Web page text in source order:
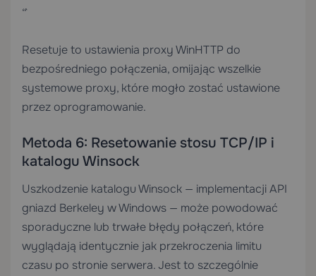
“`
Resetuje to ustawienia proxy WinHTTP do
bezpośredniego połączenia, omijając wszelkie
systemowe proxy, które mogło zostać ustawione
przez oprogramowanie.
Metoda 6: Resetowanie stosu TCP/IP i
katalogu Winsock
Uszkodzenie katalogu Winsock — implementacji API
gniazd Berkeley w Windows — może powodować
sporadyczne lub trwałe błędy połączeń, które
wyglądają identycznie jak przekroczenia limitu
czasu po stronie serwera. Jest to szczególnie